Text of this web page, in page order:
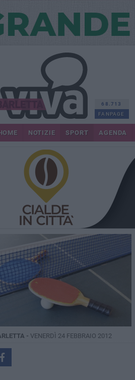
68.713
FANPAGE
NOTIZIE SPORT AGENDA
- VENERDÌ 24 FEBBRAIO 2012